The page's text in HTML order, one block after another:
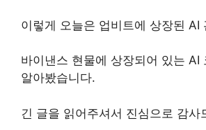
이렇게 오늘은 업비트에 상장된 AI
바이낸스 현물에 상장되어 있는 AI
알아봤습니다.
긴 글을 읽어주셔서 진심으로 감사